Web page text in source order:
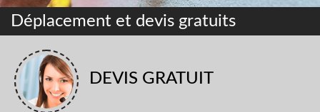
Déplacement et devis gratuits
DEVIS GRATUIT